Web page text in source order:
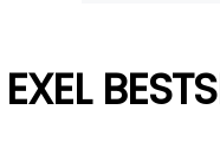
EXEL